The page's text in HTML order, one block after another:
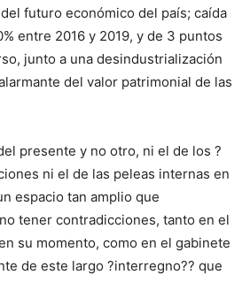
futuro económico del país; caída
entre 2016 y 2019, y de 3 puntos
junto a una desindustrialización
del valor patrimonial de las
presente y no otro, ni el de los ?
ni el de las peleas internas en
espacio tan amplio que
tener contradicciones, tanto en el
su momento, como en el gabinete
de este largo ?interregno?? que